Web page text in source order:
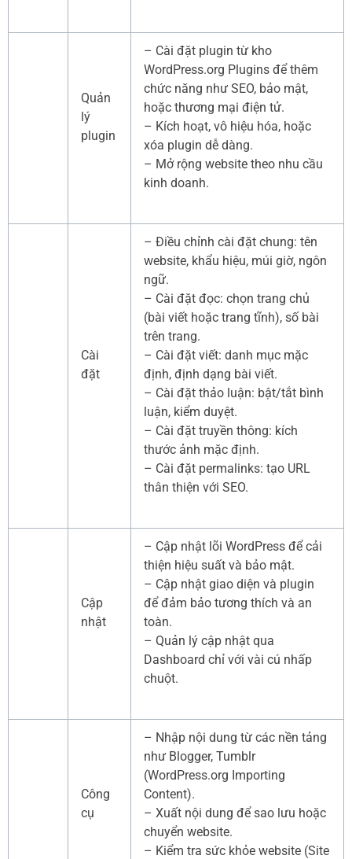
Quản
lý
plugin
– Cài đặt plugin từ kho
WordPress.org Plugins để thêm
chức năng như SEO, bảo mật,
hoặc thương mại điện tử.
– Kích hoạt, vô hiệu hóa, hoặc
xóa plugin dễ dàng.
– Mở rộng website theo nhu cầu
kinh doanh.
Cài
đặt
– Điều chỉnh cài đặt chung: tên
website, khẩu hiệu, múi giờ, ngôn
ngữ.
– Cài đặt đọc: chọn trang chủ
(bài viết hoặc trang tĩnh), số bài
trên trang.
– Cài đặt viết: danh mục mặc
định, định dạng bài viết.
– Cài đặt thảo luận: bật/tắt bình
luận, kiểm duyệt.
– Cài đặt truyền thông: kích
thước ảnh mặc định.
– Cài đặt permalinks: tạo URL
thân thiện với SEO.
Cập
nhật
– Cập nhật lõi WordPress để cải
thiện hiệu suất và bảo mật.
– Cập nhật giao diện và plugin
để đảm bảo tương thích và an
toàn.
– Quản lý cập nhật qua
Dashboard chỉ với vài cú nhấp
chuột.
Công
cụ
– Nhập nội dung từ các nền tảng
như Blogger, Tumblr
(WordPress.org Importing
Content).
– Xuất nội dung để sao lưu hoặc
chuyển website.
– Kiểm tra sức khỏe website (Site